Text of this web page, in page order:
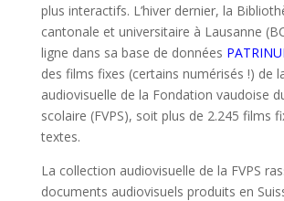
plus interactifs. L’hiver dernier, la
cantonale et universitaire à Lausanne
ligne dans sa base de données
des films fixes (certains numérisés !) de
audiovisuelle de la Fondation vaudoise
scolaire (FVPS), soit plus de 2.245 films
textes.
La collection audiovisuelle de la FVPS
documents audiovisuels produits en